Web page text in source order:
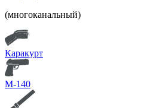
(многоканальный)
Каракурт
М-140